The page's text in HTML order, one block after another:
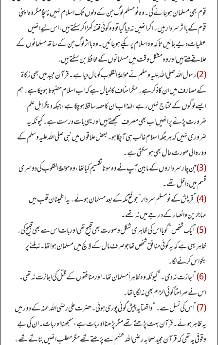
قوم بھی مسلمان ہو جائے گی۔ وہ نومسلم لوگ جن کے دلوں تک اسلام نہیں پہنچا مگر وہ اپنی
قوم کے بااثر سردار ہیں۔ اگر انھیں نہ دیا گیا تو وہ کوئی فتنہ کھڑا کر سکتے ہیں، اس لیے انھیں
عطیات دیے جائیں تاکہ وہ اسلام پر پکے ہو جائیں۔ وہ با اثر لوگ جن کے ساتھ مسلمانوں کے
علاقے ملتے ہیں اور وہ مشکل وقت میں مسلمانوں کے محافظ بن سکتے ہیں۔
(2) رسول اللہ صلی اللہ علیہ وسلم نے مؤلفۃ القلوب کو مال دیا ہے۔ قرآن مجید میں بھی زکاۃ
کے مصارف میں ان کا ذکر ہے۔ مگر احناف کا خیال ہے کہ اب اسلام مضبوط ہو چکا ہے۔ ہم
ایسے لوگوں کے محتاج نہیں رہے، لہٰذا اب ان کا حصہ ساقط ہو چکا ہے، جبکہ دیگر اہل علم
ضرورت پڑنے پر انھیں اب بھی مصرف سمجھتے ہیں اور یہی بات درست ہے۔ کیونکہ یہ
ضروری نہیں کہ ہر جگہ اسلام غالب ہی آ چکا ہو۔ بعض علاقوں میں نبی صلی اللہ علیہ وسلم کے
دور والی صورت حال بھی ہو سکتی ہے۔
(3) جن چار سرداروں کے مابین آپ نے وہ سونا تقسیم کیا تھا، وہ مؤلفۃ القلوب کی دوسری
قسم میں داخل تھے۔
(4)
”قریش کے نو مسلم سردار“جو فتح مکہ کے بعد مسلمان ہوئے۔ یہ اطمینان قلب میں
مہاجرین وانصار کے درجے میں نہ تھے۔
(5)
”ایک شخص“گویا اس کی ظاہری شکل وصورت بھی قبیح تھی اور بات اس سے بھی قبیح کی۔
ظاہر یہی ہے کہ یہ کوئی منافق شخص تھا جو صرف مال کے لالچ میں مسلمان ہوا تھا۔ نہ ملنے پر
بکواس کرنے لگا۔
(6)
”اجازت نہ دی۔“کیونکہ وہ ظاہراً مسلمان تھا۔ اور منافقوں کے قتل کی اجازت نہ تھی۔
اس نے صراحتاً کوئی الزام بھی نہ لگایا تھا۔
(7)
”اس کی نسل سے۔“واقعتا یہ پیش گوئی پوری ہوئی۔ حضرت علی رضی اللہ عنہ کے دور میں
یہ ظاہر ہوئے۔ قرآن بہت پڑھتے تھے مگر پڑھنا اور بات ہے، سمجھنا اور بات۔ ان کی بے
وقوفی یہ تھی کہ قرآن مجید صحابہ رضی اللہ عنہم سے پڑھتے تھے مگر مطلب انھیں بتاتے تھے۔